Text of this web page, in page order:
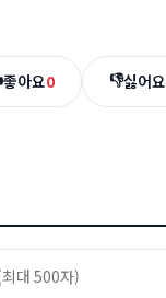
좋아요0 👎싫어요